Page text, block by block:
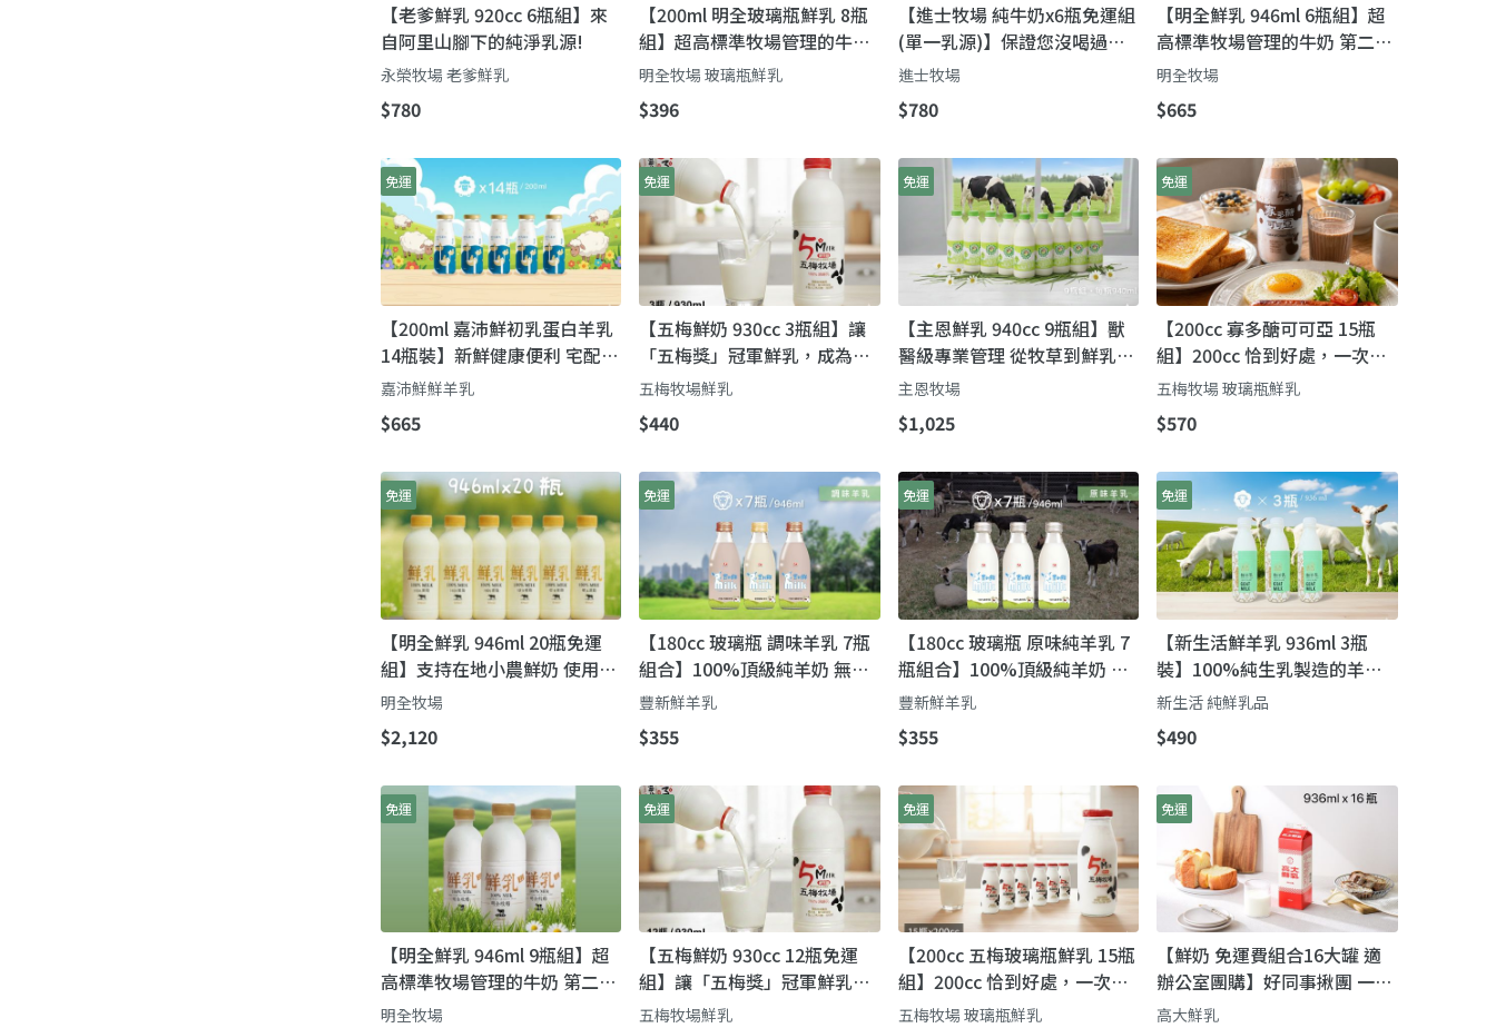
【老爹鮮乳 920cc 6瓶組】來
自阿里山腳下的純淨乳源!
永榮牧場 老爹鮮乳
$780
【200ml 明全玻璃瓶鮮乳 8瓶
組】超高標準牧場管理的牛奶
第二代瞞著父親也要完成的使
命鮮奶
明全牧場 玻璃瓶鮮乳
$396
【進士牧場 純牛奶x6瓶免運組
(單一乳源)】保證您沒喝過的
「娟姍」級濃醇香
進士牧場
$780
【明全鮮乳 946ml 6瓶組】超
高標準牧場管理的牛奶 第二代
瞞著父親也要完成的使命鮮奶
明全牧場
$665
免運
【200ml 嘉沛鮮初乳蛋白羊乳
14瓶裝】新鮮健康便利 宅配到
家
嘉沛鮮鮮羊乳
$665
免運
【五梅鮮奶 930cc 3瓶組】讓
「五梅獎」冠軍鮮乳，成為您
全家人的日常！
五梅牧場鮮乳
$440
免運
【主恩鮮乳 940cc 9瓶組】獸
醫級專業管理 從牧草到鮮乳的
純淨承諾
主恩牧場
$1,025
免運
【200cc 寡多醣可可亞 15瓶
組】200cc 恰到好處，一次喝
完，新鮮不浪費！
五梅牧場 玻璃瓶鮮乳
$570
免運
【明全鮮乳 946ml 20瓶免運
組】支持在地小農鮮奶 使用牧
場直送牛奶!
明全牧場
$2,120
免運
【180cc 玻璃瓶 調味羊乳 7瓶
組合】100%頂級純羊奶 無乳
化劑 消泡劑 人工色素 人工香
豐新鮮羊乳
$355
免運
【180cc 玻璃瓶 原味純羊乳 7
瓶組合】100%頂級純羊奶 無
乳化劑 消泡劑 人工色素 人工
豐新鮮羊乳
$355
免運
【新生活鮮羊乳 936ml 3瓶
裝】100%純生乳製造的羊奶
顛覆羊乳記憶味覺
新生活 純鮮乳品
$490
免運
【明全鮮乳 946ml 9瓶組】超
高標準牧場管理的牛奶 第二代
瞞著父親也要完成的使命鮮奶
明全牧場
免運
【五梅鮮奶 930cc 12瓶免運
組】讓「五梅獎」冠軍鮮乳，
成為您全家人的日常！
五梅牧場鮮乳
免運
【200cc 五梅玻璃瓶鮮乳 15瓶
組】200cc 恰到好處，一次喝
完，新鮮不浪費！
五梅牧場 玻璃瓶鮮乳
免運
【鮮奶 免運費組合16大罐 適
辦公室團購】好同事揪團 一起
品嚐真正的濃純牛奶!
高大鮮乳